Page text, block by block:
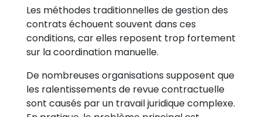
Les méthodes traditionnelles de gestion des
contrats échouent souvent dans ces
conditions, car elles reposent trop fortement
sur la coordination manuelle.
De nombreuses organisations supposent que
les ralentissements de revue contractuelle
sont causés par un travail juridique complexe.